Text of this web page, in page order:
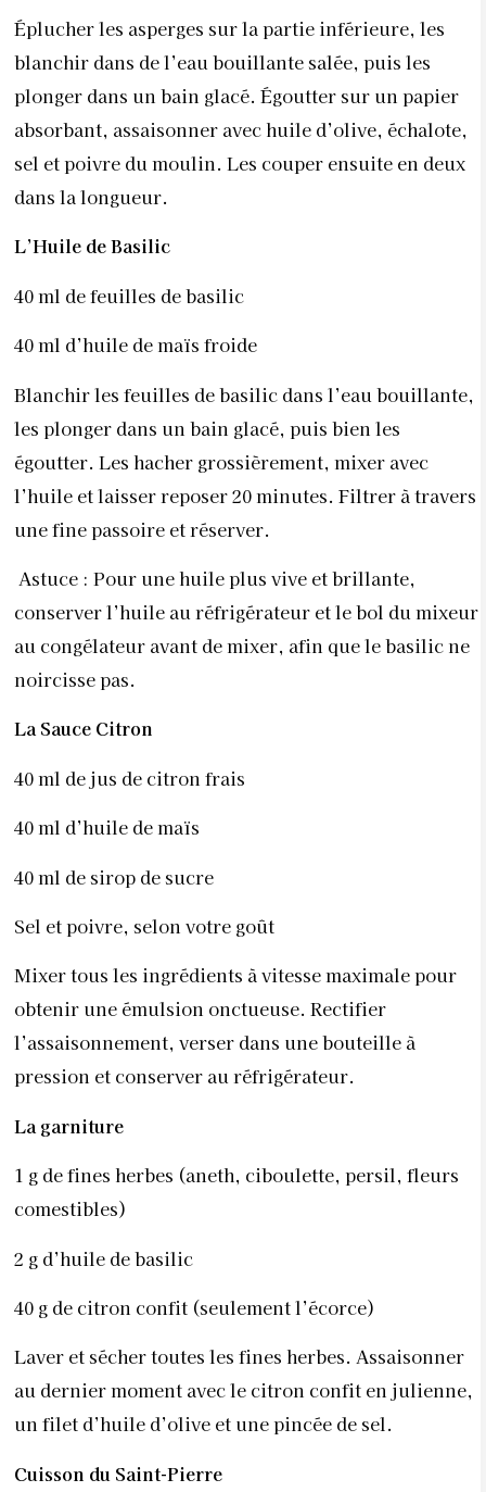
Éplucher les asperges sur la partie inférieure, les
blanchir dans de l’eau bouillante salée, puis les
plonger dans un bain glacé. Égoutter sur un papier
absorbant, assaisonner avec huile d’olive, échalote,
sel et poivre du moulin. Les couper ensuite en deux
dans la longueur.
L’Huile de Basilic
40 ml de feuilles de basilic
40 ml d’huile de maïs froide
Blanchir les feuilles de basilic dans l’eau bouillante,
les plonger dans un bain glacé, puis bien les
égoutter. Les hacher grossièrement, mixer avec
l’huile et laisser reposer 20 minutes. Filtrer à travers
une fine passoire et réserver.
Astuce : Pour une huile plus vive et brillante,
conserver l’huile au réfrigérateur et le bol du mixeur
au congélateur avant de mixer, afin que le basilic ne
noircisse pas.
La Sauce Citron
40 ml de jus de citron frais
40 ml d’huile de maïs
40 ml de sirop de sucre
Sel et poivre, selon votre goût
Mixer tous les ingrédients à vitesse maximale pour
obtenir une émulsion onctueuse. Rectifier
l’assaisonnement, verser dans une bouteille à
pression et conserver au réfrigérateur.
La garniture
1 g de fines herbes (aneth, ciboulette, persil, fleurs
comestibles)
2 g d’huile de basilic
40 g de citron confit (seulement l’écorce)
Laver et sécher toutes les fines herbes. Assaisonner
au dernier moment avec le citron confit en julienne,
un filet d’huile d’olive et une pincée de sel.
Cuisson du Saint-Pierre